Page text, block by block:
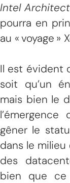
Intel
pourra en
au « voyage »
Il est évident
soit qu’un
mais bien le
gêner le
dans le
des
bien que ce